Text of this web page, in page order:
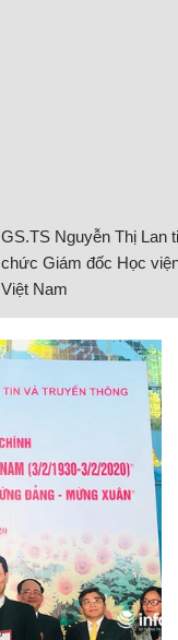
GS.TS Nguyễn Thị Lan
chức Giám đốc Học
Việt Nam